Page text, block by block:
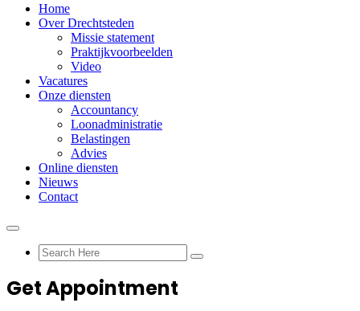
Home
Over Drechtsteden
Missie statement
Praktijkvoorbeelden
Video
Vacatures
Onze diensten
Accountancy
Loonadministratie
Belastingen
Advies
Online diensten
Nieuws
Contact
Get Appointment